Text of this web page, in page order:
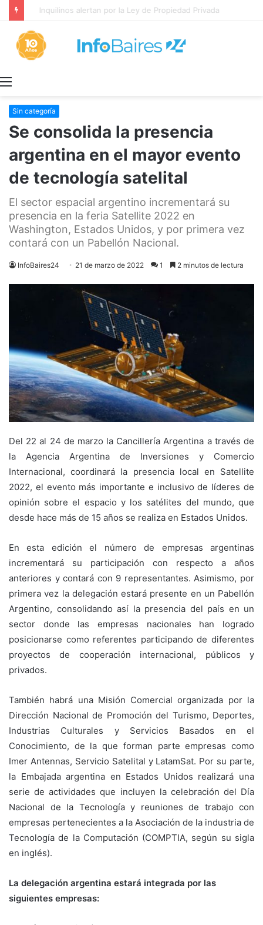
Inquilinos alertan por la Ley de Propiedad Privada
Sin categoría
Se consolida la presencia
argentina en el mayor evento
de tecnología satelital
El sector espacial argentino incrementará su
presencia en la feria Satellite 2022 en
Washington, Estados Unidos, y por primera vez
contará con un Pabellón Nacional.
InfoBaires24 21 de marzo de 2022 1 2 minutos de lectura
Del 22 al 24 de marzo la Cancillería Argentina a través de
la Agencia Argentina de Inversiones y Comercio
Internacional, coordinará la presencia local en Satellite
2022, el evento más importante e inclusivo de líderes de
opinión sobre el espacio y los satélites del mundo, que
desde hace más de 15 años se realiza en Estados Unidos.
En esta edición el número de empresas argentinas
incrementará su participación con respecto a años
anteriores y contará con 9 representantes. Asimismo, por
primera vez la delegación estará presente en un Pabellón
Argentino, consolidando así la presencia del país en un
sector donde las empresas nacionales han logrado
posicionarse como referentes participando de diferentes
proyectos de cooperación internacional, públicos y
privados.
También habrá una Misión Comercial organizada por la
Dirección Nacional de Promoción del Turismo, Deportes,
Industrias Culturales y Servicios Basados en el
Conocimiento, de la que forman parte empresas como
Imer Antennas, Servicio Satelital y LatamSat. Por su parte,
la Embajada argentina en Estados Unidos realizará una
serie de actividades que incluyen la celebración del Día
Nacional de la Tecnología y reuniones de trabajo con
empresas pertenecientes a la Asociación de la industria de
Tecnología de la Computación (COMPTIA, según su sigla
en inglés).
La delegación argentina estará integrada por las
siguientes empresas: